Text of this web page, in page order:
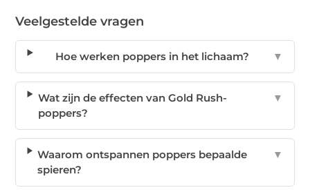
Veelgestelde vragen
Hoe werken poppers in het lichaam? ▼
Wat zijn de effecten van Gold Rush-
poppers?
▼
Waarom ontspannen poppers bepaalde
spieren?
▼